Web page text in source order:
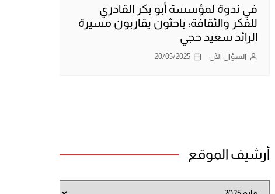
في ندوة لمؤسسة أبو بكر القادري
للفكر والثقافة: باحثون يقاربون مسيرة
الرائد سعيد حجي
السؤال الآن 20/05/2025
أرشيف الموقع